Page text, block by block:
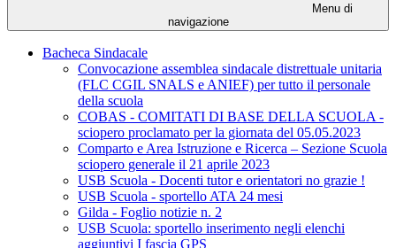
Menu di
navigazione
Bacheca Sindacale
Convocazione assemblea sindacale distrettuale unitaria
(FLC CGIL SNALS e ANIEF) per tutto il personale
della scuola
COBAS - COMITATI DI BASE DELLA SCUOLA -
sciopero proclamato per la giornata del 05.05.2023
Comparto e Area Istruzione e Ricerca – Sezione Scuola
sciopero generale il 21 aprile 2023
USB Scuola - Docenti tutor e orientatori no grazie !
USB Scuola - sportello ATA 24 mesi
Gilda - Foglio notizie n. 2
USB Scuola: sportello inserimento negli elenchi
aggiuntivi I fascia GPS